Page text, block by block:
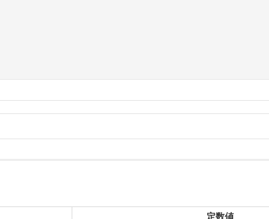
項目。
定数値